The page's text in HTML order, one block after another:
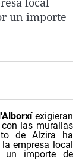
de los vientos
un importe
exigieran
las murallas
de Alzira ha
empresa local
un importe de